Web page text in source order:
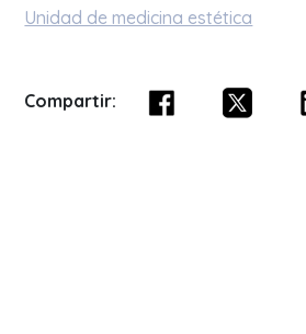
Unidad de medicina estética
Compartir: